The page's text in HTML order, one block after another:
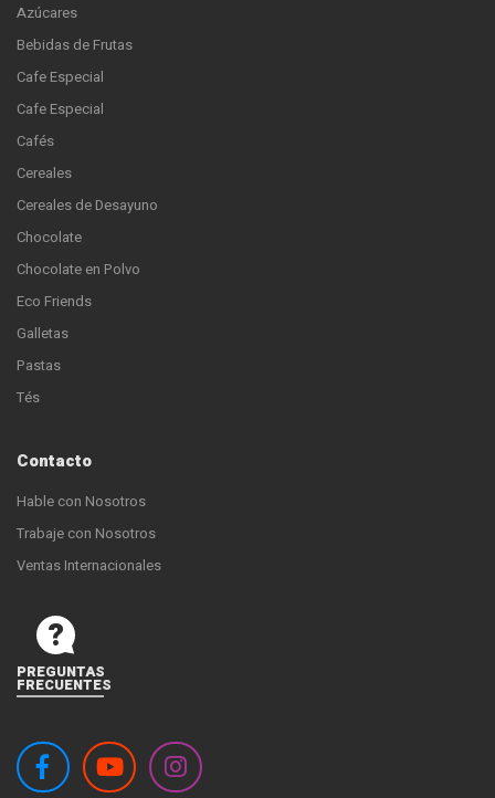
Azúcares
Bebidas de Frutas
Cafe Especial
Cafe Especial
Cafés
Cereales
Cereales de Desayuno
Chocolate
Chocolate en Polvo
Eco Friends
Galletas
Pastas
Tés
Contacto
Hable con Nosotros
Trabaje con Nosotros
Ventas Internacionales
PREGUNTAS
FRECUENTES